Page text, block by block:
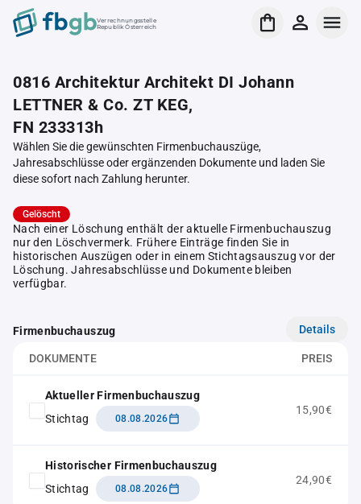
Verrechnungsstelle
Republik Österreich
0816 Architektur Architekt DI Johann
LETTNER & Co. ZT KEG,
FN 233313h
Wählen Sie die gewünschten Firmenbuchauszüge,
Jahresabschlüsse oder ergänzenden Dokumente und laden Sie
diese sofort nach Zahlung herunter.
Gelöscht
Nach einer Löschung enthält der aktuelle Firmenbuchauszug
nur den Löschvermerk. Frühere Einträge finden Sie in
historischen Auszügen oder in einem Stichtagsauszug vor der
Löschung. Jahresabschlüsse und Dokumente bleiben
verfügbar.
Firmenbuchauszug Details
DOKUMENTE PREIS
Aktueller Firmenbuchauszug
Stichtag
08.08.2026
15,90€
Historischer Firmenbuchauszug
Stichtag
08.08.2026
24,90€